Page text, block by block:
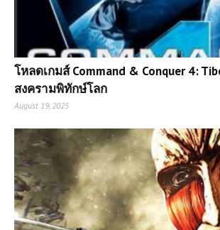
โหลดเกมส์ Command & Conquer 4:
สงครามพิทักษ์โลก
August 19, 2025